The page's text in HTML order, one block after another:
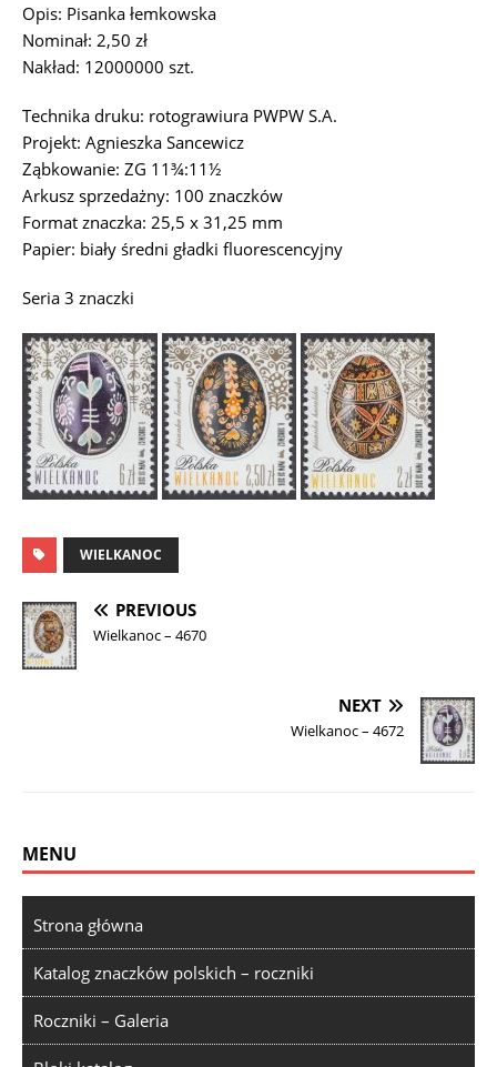
Opis: Pisanka łemkowska
Nominał: 2,50 zł
Nakład: 12000000 szt.
Technika druku: rotograwiura PWPW S.A.
Projekt: Agnieszka Sancewicz
Ząbkowanie: ZG 11¾:11½
Arkusz sprzedażny: 100 znaczków
Format znaczka: 25,5 x 31,25 mm
Papier: biały średni gładki fluorescencyjny
Seria 3 znaczki
WIELKANOC
PREVIOUS
Wielkanoc – 4670
NEXT
Wielkanoc – 4672
MENU
Strona główna
Katalog znaczków polskich – roczniki
Roczniki – Galeria